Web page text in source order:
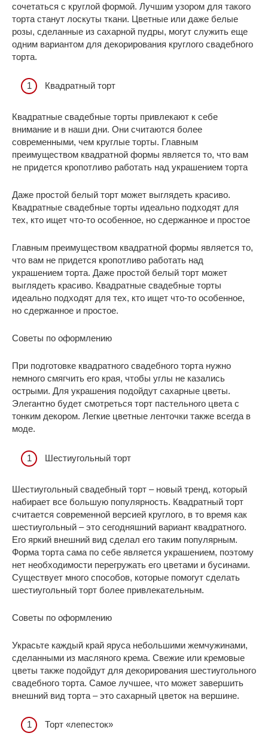
сочетаться с круглой формой. Лучшим узором для такого
торта станут лоскуты ткани. Цветные или даже белые
розы, сделанные из сахарной пудры, могут служить еще
одним вариантом для декорирования круглого свадебного
торта.
Квадратный торт
Квадратные свадебные торты привлекают к себе
внимание и в наши дни. Они считаются более
современными, чем круглые торты. Главным
преимуществом квадратной формы является то, что вам
не придется кропотливо работать над украшением торта
Даже простой белый торт может выглядеть красиво.
Квадратные свадебные торты идеально подходят для
тех, кто ищет что-то особенное, но сдержанное и простое
Главным преимуществом квадратной формы является то,
что вам не придется кропотливо работать над
украшением торта. Даже простой белый торт может
выглядеть красиво. Квадратные свадебные торты
идеально подходят для тех, кто ищет что-то особенное,
но сдержанное и простое.
Советы по оформлению
При подготовке квадратного свадебного торта нужно
немного смягчить его края, чтобы углы не казались
острыми. Для украшения подойдут сахарные цветы.
Элегантно будет смотреться торт пастельного цвета с
тонким декором. Легкие цветные ленточки также всегда в
моде.
Шестиугольный торт
Шестиугольный свадебный торт – новый тренд, который
набирает все большую популярность. Квадратный торт
считается современной версией круглого, в то время как
шестиугольный – это сегодняшний вариант квадратного.
Его яркий внешний вид сделал его таким популярным.
Форма торта сама по себе является украшением, поэтому
нет необходимости перегружать его цветами и бусинами.
Существует много способов, которые помогут сделать
шестиугольный торт более привлекательным.
Советы по оформлению
Украсьте каждый край яруса небольшими жемчужинами,
сделанными из масляного крема. Свежие или кремовые
цветы также подойдут для декорирования шестиугольного
свадебного торта. Самое лучшее, что может завершить
внешний вид торта – это сахарный цветок на вершине.
Торт «лепесток»